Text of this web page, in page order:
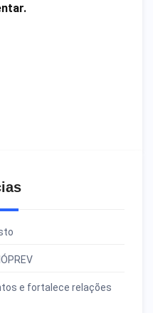
e fortalece relações